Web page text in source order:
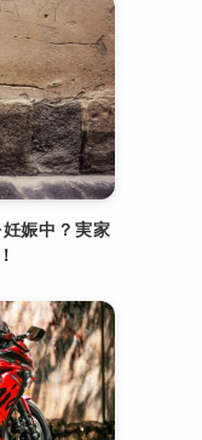
娠中？実家